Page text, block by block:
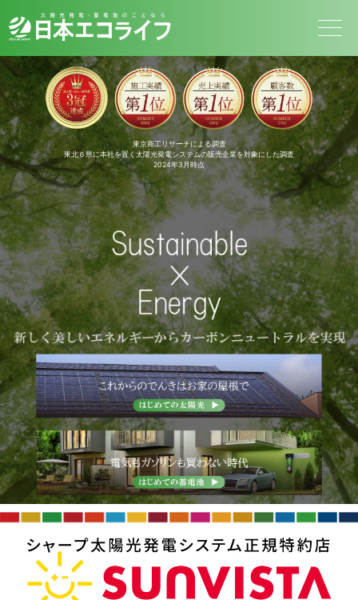
東京商工リサーチによる調査
東北６県に本社を置く太陽光発電システムの販売企業を対象にした調査
2024年3月時点